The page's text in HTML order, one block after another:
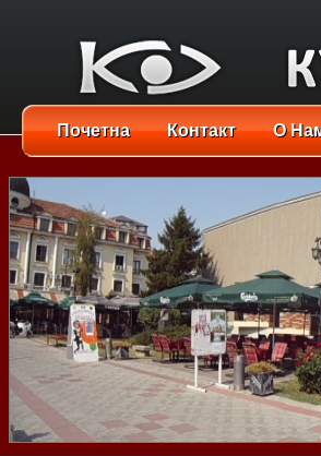
Почетна Контакт О